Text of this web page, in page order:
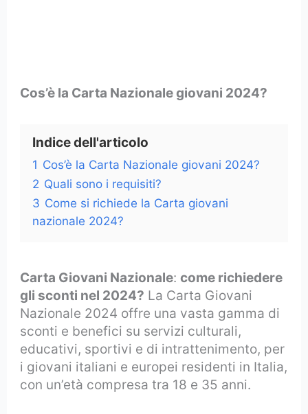
Cos’è la Carta Nazionale giovani 2024?
Indice dell'articolo
1 Cos’è la Carta Nazionale giovani 2024?
2 Quali sono i requisiti?
3 Come si richiede la Carta giovani
nazionale 2024?
Carta Giovani Nazionale:come richiedere
gli sconti nel 2024? La Carta Giovani
Nazionale 2024 offre una vasta gamma di
sconti e benefici su servizi culturali,
educativi, sportivi e di intrattenimento, per
i giovani italiani e europei residenti in Italia,
con un’età compresa tra 18 e 35 anni.